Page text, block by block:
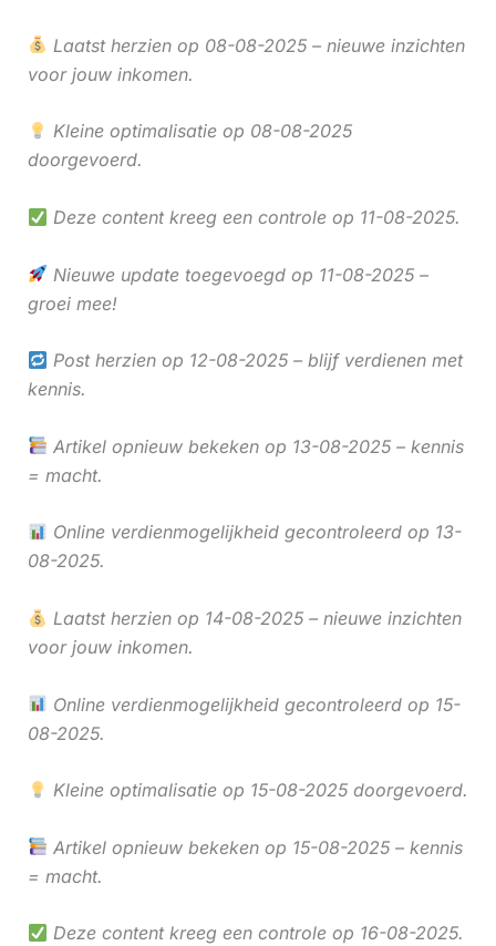
Laatst herzien op 08-08-2025 – nieuwe inzichten
voor jouw inkomen.
Kleine optimalisatie op 08-08-2025
doorgevoerd.
Deze content kreeg een controle op 11-08-2025.
Nieuwe update toegevoegd op 11-08-2025 –
groei mee!
Post herzien op 12-08-2025 – blijf verdienen met
kennis.
Artikel opnieuw bekeken op 13-08-2025 – kennis
= macht.
Online verdienmogelijkheid gecontroleerd op 13-
08-2025.
Laatst herzien op 14-08-2025 – nieuwe inzichten
voor jouw inkomen.
Online verdienmogelijkheid gecontroleerd op 15-
08-2025.
Kleine optimalisatie op 15-08-2025 doorgevoerd.
Artikel opnieuw bekeken op 15-08-2025 – kennis
= macht.
Deze content kreeg een controle op 16-08-2025.